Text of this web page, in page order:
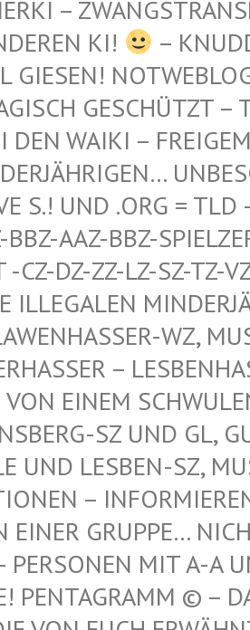
KI!
–
GESCHÜTZT –
WAIKI –
UND .ORG = TLD –
AAZ-BBZ-
DZ-ZZ-LZ-SZ-TZ-VZ-
WZ,
–
EINEM
SZ UND GL,
LESBEN-SZ,
– INFORMIEREN –
GRUPPE… NICHT
MIT A-A UND
© – DAS